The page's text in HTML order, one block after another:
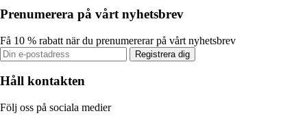
Prenumerera på vårt nyhetsbrev
Få 10 % rabatt när du prenumererar på vårt nyhetsbrev
Registrera dig
Håll kontakten
Följ oss på sociala medier